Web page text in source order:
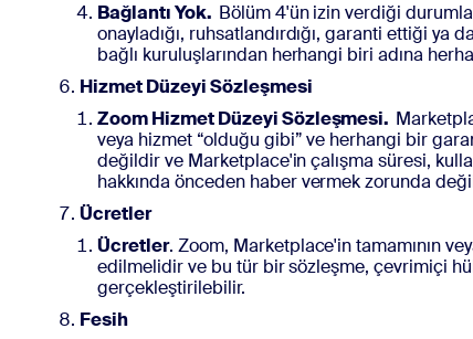
Bağlantı Yok. Bölüm 4'ün izin verdiği
onayladığı, ruhsatlandırdığı, garanti ettiği
bağlı kuruluşlarından herhangi biri adına
Hizmet Düzeyi Sözleşmesi
Zoom Hizmet Düzeyi Sözleşmesi.
veya hizmet “olduğu gibi” ve herhangi bir
değildir ve Marketplace'in çalışma süresi,
hakkında önceden haber vermek zorunda
Ücretler
Ücretler. Zoom, Marketplace'in tamamının
edilmelidir ve bu tür bir sözleşme, çevrimiçi
gerçekleştirilebilir.
Fesih